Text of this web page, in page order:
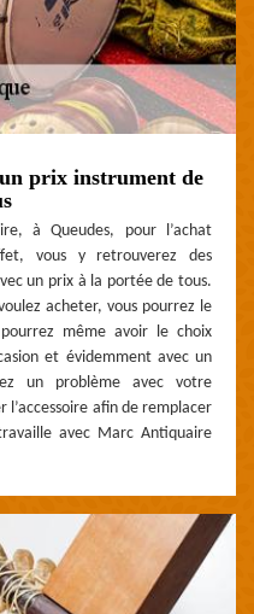
prix instrument de
à Queudes, pour l’achat
vous y retrouverez des
un prix à la portée de tous.
acheter, vous pourrez le
même avoir le choix
et évidemment avec un
un problème avec votre
afin de remplacer
avec Marc Antiquaire